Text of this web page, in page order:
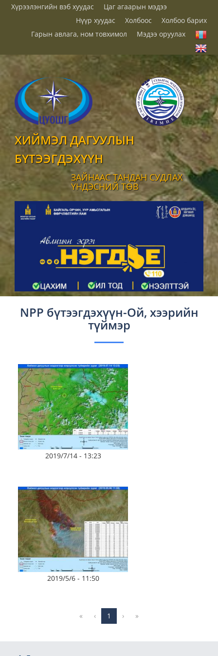
Хүрээлэнгийн вэб хуудас
Цаг агаарын мэдээ
Нүүр хуудас
Холбоос
Холбоо барих
Гарын авлага, ном товхимол
Мэдээ оруулах
ХИЙМЭЛ ДАГУУЛЫН
БҮТЭЭГДЭХҮҮН
ЗАЙНААС ТАНДАН СУДЛАХ
ҮНДЭСНИЙ ТӨВ
NPP бүтээгдэхүүн-Ой, хээрийн
түймэр
2019/7/14 - 13:23
2019/5/6 - 11:50
« ‹ 1 › »